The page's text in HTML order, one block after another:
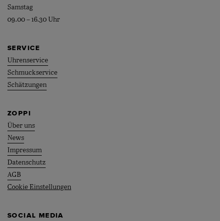
Samstag
09.00 – 16.30 Uhr
SERVICE
Uhrenservice
Schmuckservice
Schätzungen
ZOPPI
Über uns
News
Impressum
Datenschutz
AGB
Cookie Einstellungen
SOCIAL MEDIA